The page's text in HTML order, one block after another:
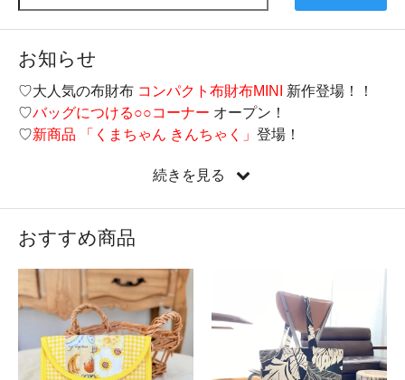
お知らせ
♡大人気の布財布 コンパクト布財布MINI 新作登場！！
♡バッグにつける○○コーナー オープン！
♡新商品 「くまちゃん きんちゃく」 登場！
♡遂に来ました！LIBERTY全品半額SALE実施中
続きを見る
おすすめ商品